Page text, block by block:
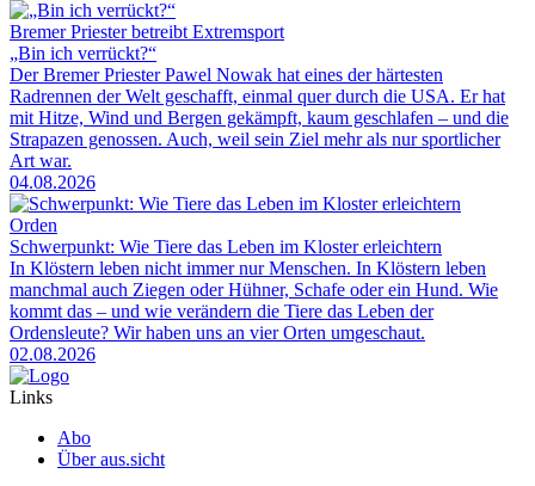
Bremer Priester betreibt Extremsport
„Bin ich verrückt?“
Der Bremer Priester Pawel Nowak hat eines der härtesten
Radrennen der Welt geschafft, einmal quer durch die USA. Er hat
mit Hitze, Wind und Bergen gekämpft, kaum geschlafen – und die
Strapazen genossen. Auch, weil sein Ziel mehr als nur sportlicher
Art war.
04.08.2026
Orden
Schwerpunkt: Wie Tiere das Leben im Kloster erleichtern
In Klöstern leben nicht immer nur Menschen. In Klöstern leben
manchmal auch Ziegen oder Hühner, Schafe oder ein Hund. Wie
kommt das – und wie verändern die Tiere das Leben der
Ordensleute? Wir haben uns an vier Orten umgeschaut.
02.08.2026
Links
Abo
Über aus.sicht